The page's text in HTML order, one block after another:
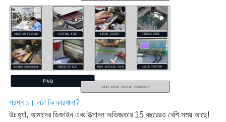
প্রশ্ন ১। এটা কি কারখানা?
উঃ হ্যাঁ, আমাদের ডিজাইন এবং উত্পাদন অভিজ্ঞতার 15 বছরেরও বেশি সময় আছে!